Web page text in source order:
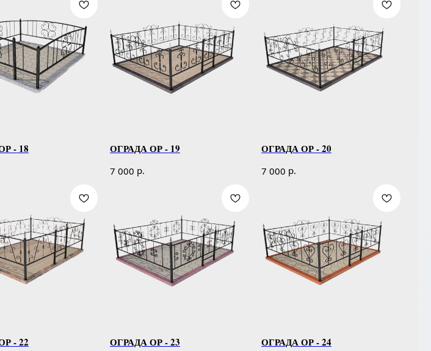
- 18 ОГРАДА ОР - 19
7 000 р.
ОГРАДА ОР - 20
7 000 р.
- 22 ОГРАДА ОР - 23 ОГРАДА ОР - 24